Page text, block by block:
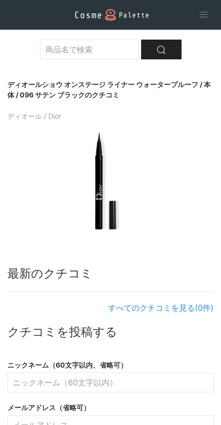
ディオールショウ オンステージ ライナー ウォータープルーフ / 本
体 / 096 サテン ブラックのクチコミ
ディオール / Dior
最新のクチコミ
すべてのクチコミを見る(0件)
クチコミを投稿する
ニックネーム（60文字以内、省略可）
メールアドレス（省略可）